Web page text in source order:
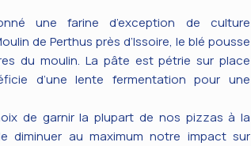
une farine d’exception de culture
de Perthus près d’Issoire, le blé pousse
du moulin. La pâte est pétrie sur place
d’une lente fermentation pour une
de garnir la plupart de nos pizzas à la
diminuer au maximum notre impact sur